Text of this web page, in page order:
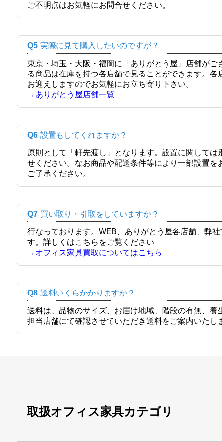
ご不明点はお気軽にお問合せください。
Q5 実際に見て購入したいのですが？
東京・埼玉・大阪・福岡に「ありがとう屋」店舗が
る商品は在庫を持つ各店舗で見ることができます。
お迎えしますのでお気軽にお立ち寄り下さい。
→ありがとう屋店舗一覧
Q6 設置もしてくれますか？
原則として「軒先渡し」となります。設置に関して
せください。なお商品や配送条件等により一部設置
ご了承ください。
Q7 買い取り・引取をしていますか？
行なっております。WEB、ありがとう屋各店舗、弊
す。詳しくはこちらをご覧ください
→オフィス家具買取についてはこちら
Q8 送料いくらかかりますか？
送料は、品物のサイズ、お届け地域、階段の有無、
担当店舗にて確認させていただき送料をご案内いたし
取扱オフィス家具カテゴリ